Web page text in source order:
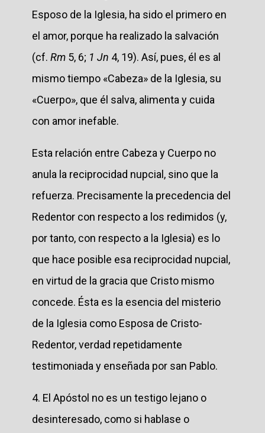
Esposo de la Iglesia, ha sido el primero en
el amor, porque ha realizado la salvación
(cf. Rm 5, 6; 1 Jn 4, 19). Así, pues, él es al
mismo tiempo «Cabeza» de la Iglesia, su
«Cuerpo», que él salva, alimenta y cuida
con amor inefable.
Esta relación entre Cabeza y Cuerpo no
anula la reciprocidad nupcial, sino que la
refuerza. Precisamente la precedencia del
Redentor con respecto a los redimidos (y,
por tanto, con respecto a la Iglesia) es lo
que hace posible esa reciprocidad nupcial,
en virtud de la gracia que Cristo mismo
concede. Ésta es la esencia del misterio
de la Iglesia como Esposa de Cristo-
Redentor, verdad repetidamente
testimoniada y enseñada por san Pablo.
4. El Apóstol no es un testigo lejano o
desinteresado, como si hablase o